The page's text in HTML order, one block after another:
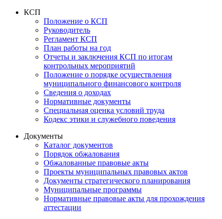
КСП
Положение о КСП
Руководитель
Регламент КСП
План работы на год
Отчеты и заключения КСП по итогам
контрольных мероприятий
Положение о порядке осуществления
муниципального финансового контроля
Сведения о доходах
Нормативные документы
Специальная оценка условий труда
Кодекс этики и служебного поведения
Документы
Каталог документов
Порядок обжалования
Обжалованные правовые акты
Проекты муниципальных правовых актов
Документы стратегического планирования
Муниципальные программы
Нормативные правовые акты для прохождения
аттестации